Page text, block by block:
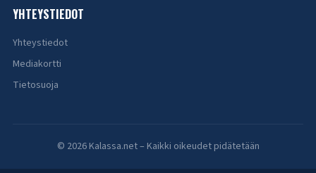
YHTEYSTIEDOT
Yhteystiedot
Mediakortti
Tietosuoja
© 2026 Kalassa.net – Kaikki oikeudet pidätetään